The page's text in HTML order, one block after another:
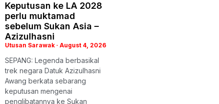
Keputusan ke LA 2028
perlu muktamad
sebelum Sukan Asia –
Azizulhasni
Utusan Sarawak August 4, 2026
SEPANG: Legenda berbasikal
trek negara Datuk Azizulhasni
Awang berkata sebarang
keputusan mengenai
penglibatannya ke Sukan